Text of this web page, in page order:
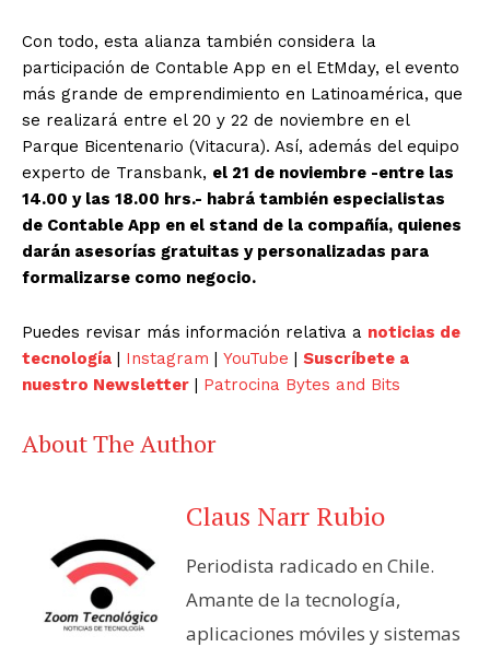
Con todo, esta alianza también considera la
participación de Contable App en el EtMday, el evento
más grande de emprendimiento en Latinoamérica, que
se realizará entre el 20 y 22 de noviembre en el
Parque Bicentenario (Vitacura). Así, además del equipo
experto de Transbank, el 21 de noviembre -entre las
14.00 y las 18.00 hrs.- habrá también especialistas
de Contable App en el stand de la compañía, quienes
darán asesorías gratuitas y personalizadas para
formalizarse como negocio.
Puedes revisar más información relativa a noticias de
tecnología | Instagram | YouTube | Suscríbete a
nuestro Newsletter | Patrocina Bytes and Bits
About The Author
Claus Narr Rubio
Periodista radicado en Chile.
Amante de la tecnología,
aplicaciones móviles y sistemas